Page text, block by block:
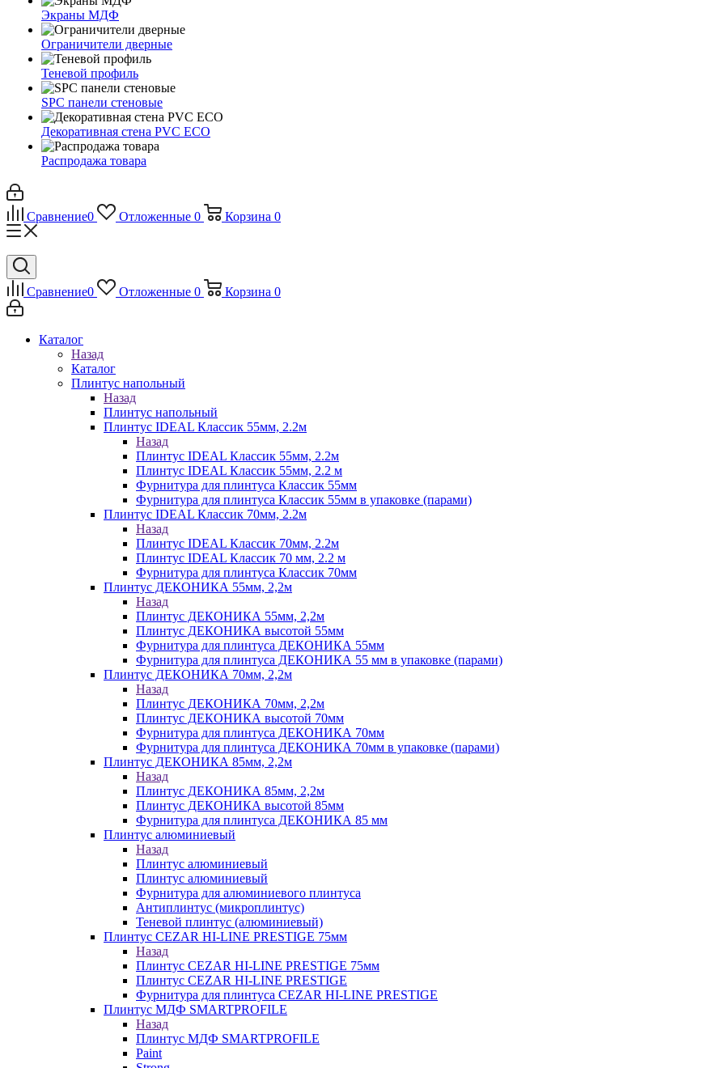
Экраны МДФ
Ограничители дверные
Теневой профиль
SPC панели стеновые
Декоративная стена PVC ECO
Распродажа товара
Сравнение0 Отложенные 0 Корзина 0
Сравнение0 Отложенные 0 Корзина 0
Каталог
Назад
Каталог
Плинтус напольный
Назад
Плинтус напольный
Плинтус IDEAL Классик 55мм, 2.2м
Назад
Плинтус IDEAL Классик 55мм, 2.2м
Плинтус IDEAL Классик 55мм, 2.2 м
Фурнитура для плинтуса Классик 55мм
Фурнитура для плинтуса Классик 55мм в упаковке (парами)
Плинтус IDEAL Классик 70мм, 2.2м
Назад
Плинтус IDEAL Классик 70мм, 2.2м
Плинтус IDEAL Классик 70 мм, 2.2 м
Фурнитура для плинтуса Классик 70мм
Плинтус ДЕКОНИКА 55мм, 2,2м
Назад
Плинтус ДЕКОНИКА 55мм, 2,2м
Плинтус ДЕКОНИКА высотой 55мм
Фурнитура для плинтуса ДЕКОНИКА 55мм
Фурнитура для плинтуса ДЕКОНИКА 55 мм в упаковке (парами)
Плинтус ДЕКОНИКА 70мм, 2,2м
Назад
Плинтус ДЕКОНИКА 70мм, 2,2м
Плинтус ДЕКОНИКА высотой 70мм
Фурнитура для плинтуса ДЕКОНИКА 70мм
Фурнитура для плинтуса ДЕКОНИКА 70мм в упаковке (парами)
Плинтус ДЕКОНИКА 85мм, 2,2м
Назад
Плинтус ДЕКОНИКА 85мм, 2,2м
Плинтус ДЕКОНИКА высотой 85мм
Фурнитура для плинтуса ДЕКОНИКА 85 мм
Плинтус алюминиевый
Назад
Плинтус алюминиевый
Плинтус алюминиевый
Фурнитура для алюминиевого плинтуса
Антиплинтус (микроплинтус)
Теневой плинтус (алюминиевый)
Плинтус CEZAR HI-LINE PRESTIGE 75мм
Назад
Плинтус CEZAR HI-LINE PRESTIGE 75мм
Плинтус CEZAR HI-LINE PRESTIGE
Фурнитура для плинтуса CEZAR HI-LINE PRESTIGE
Плинтус МДФ SMARTPROFILE
Назад
Плинтус МДФ SMARTPROFILE
Paint